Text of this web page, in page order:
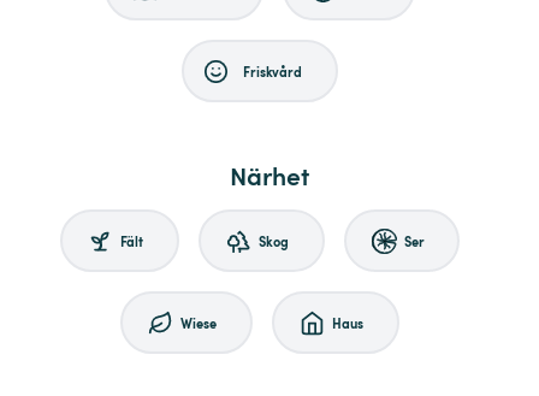
Friskvård
Närhet
Fält Skog Ser
Wiese Haus